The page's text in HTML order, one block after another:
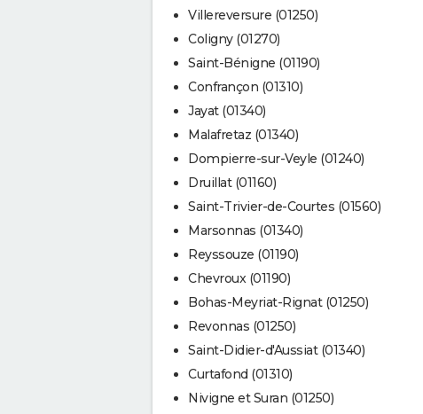
Villereversure (01250)
Coligny (01270)
Saint-Bénigne (01190)
Confrançon (01310)
Jayat (01340)
Malafretaz (01340)
Dompierre-sur-Veyle (01240)
Druillat (01160)
Saint-Trivier-de-Courtes (01560)
Marsonnas (01340)
Reyssouze (01190)
Chevroux (01190)
Bohas-Meyriat-Rignat (01250)
Revonnas (01250)
Saint-Didier-d'Aussiat (01340)
Curtafond (01310)
Nivigne et Suran (01250)